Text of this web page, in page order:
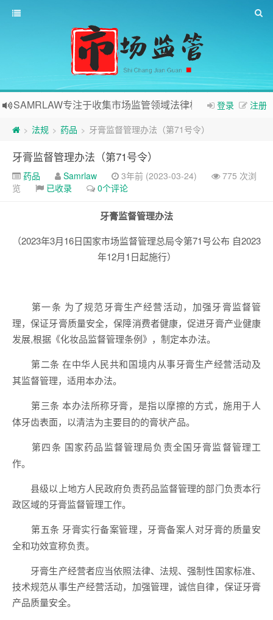
登录 注册
SAMRLAW专注于收集市场监管领域法律相关内容
> 法规 > 药品 > 牙膏监督管理办法（第71号令）
牙膏监督管理办法（第71号令）
药品 Samrlaw 3年前 (2023-03-24)
775 次浏
览
已收录 0个评论
牙膏监督管理办法
（2023年3月16日国家市场监督管理总局令第71号公布 自2023
年12月1日起施行）
第一条 为了规范牙膏生产经营活动，加强牙膏监督管
理，保证牙膏质量安全，保障消费者健康，促进牙膏产业健康
发展,根据《化妆品监督管理条例》，制定本办法。
第二条在中华人民共和国境内从事牙膏生产经营活动及
其监督管理，适用本办法。
第三条本办法所称牙膏，是指以摩擦的方式，施用于人
体牙齿表面，以清洁为主要目的的膏状产品。
第四条 国家药品监督管理局负责全国牙膏监督管理工
作。
县级以上地方人民政府负责药品监督管理的部门负责本行
政区域的牙膏监督管理工作。
第五条 牙膏实行备案管理，牙膏备案人对牙膏的质量安
全和功效宣称负责。
牙膏生产经营者应当依照法律、法规、强制性国家标准、
技术规范从事生产经营活动，加强管理，诚信自律，保证牙膏
产品质量安全。